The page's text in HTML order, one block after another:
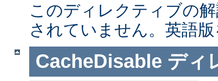
このディレクティブの
されていません。英語
CacheDisable ディ